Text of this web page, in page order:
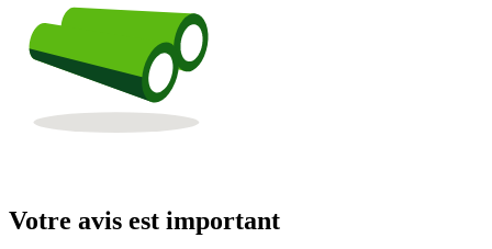
Votre avis est important